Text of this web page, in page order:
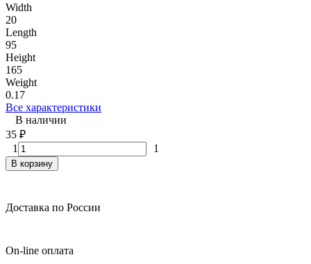
Width
20
Length
95
Height
165
Weight
0.17
Все характеристики
В наличии
35 ₽
1
1
В корзину
Доставка по России
On-line оплата